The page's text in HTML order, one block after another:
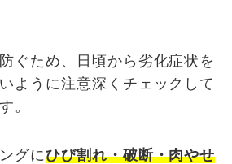
ぐため、日頃から劣化症状を
ように注意深くチェックして
。
グにひび割れ・破断・肉やせ